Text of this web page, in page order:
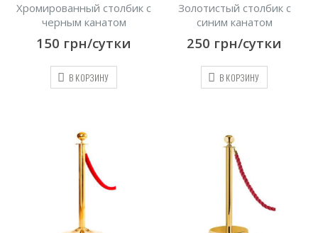
Хромированный столбик с
черным канатом
150 грн/сутки
В КОРЗИНУ
Золотистый столбик с
синим канатом
250 грн/сутки
В КОРЗИНУ